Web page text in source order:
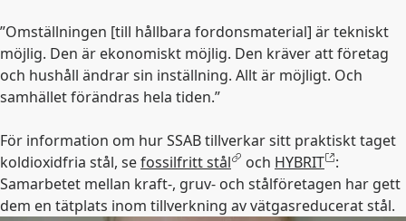
”Omställningen [till hållbara fordonsmaterial] är tekniskt
möjlig. Den är ekonomiskt möjlig. Den kräver att företag
och hushåll ändrar sin inställning. Allt är möjligt. Och
samhället förändras hela tiden.”
För information om hur SSAB tillverkar sitt praktiskt taget
koldioxidfria stål, sefossilfritt stål och HYBRIT :
Samarbetet mellan kraft-, gruv- och stålföretagen har gett
dem en tätplats inom tillverkning av vätgasreducerat stål.